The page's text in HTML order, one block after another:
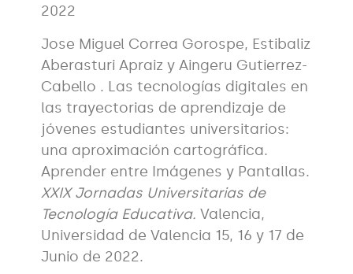
2022
Jose Miguel Correa Gorospe, Estibaliz
Aberasturi Apraiz y Aingeru Gutierrez-
Cabello . Las tecnologías digitales en
las trayectorias de aprendizaje de
jóvenes estudiantes universitarios:
una aproximación cartográfica.
Aprender entre Imágenes y Pantallas.
XXIX Jornadas Universitarias de
Tecnología Educativa. Valencia,
Universidad de Valencia 15, 16 y 17 de
Junio de 2022.